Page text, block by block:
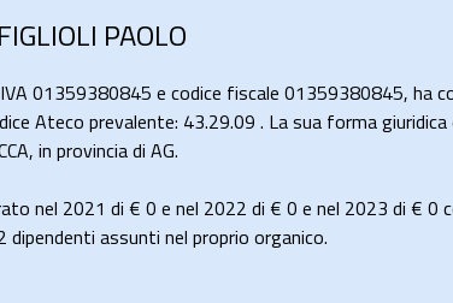
PAOLO
01359380845 e codice fiscale 01359380845, ha
Ateco prevalente: 43.29.09 . La sua forma
in provincia di AG.
nel 2021 di € 0 e nel 2022 di € 0 e nel 2023 di € 0
dipendenti assunti nel proprio organico.